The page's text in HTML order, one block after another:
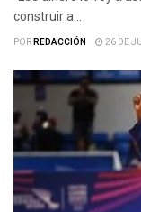
construir a...
PORREDACCIÓN 26 DE